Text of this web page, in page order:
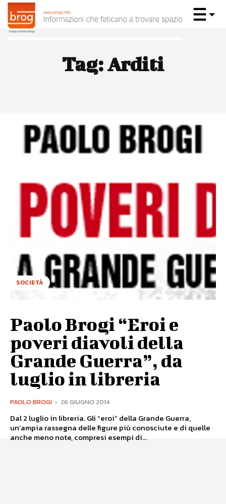
Tag:Arditi
SOCIETÀ
Paolo Brogi “Eroi e
poveri diavoli della
Grande Guerra”, da
luglio in libreria
PAOLO BROGI - 26 GIUGNO 2014
Dal 2 luglio in libreria. Gli “eroi” della Grande Guerra,
un’ampia rassegna delle figure più conosciute e di quelle
anche meno note, compresi esempi di...